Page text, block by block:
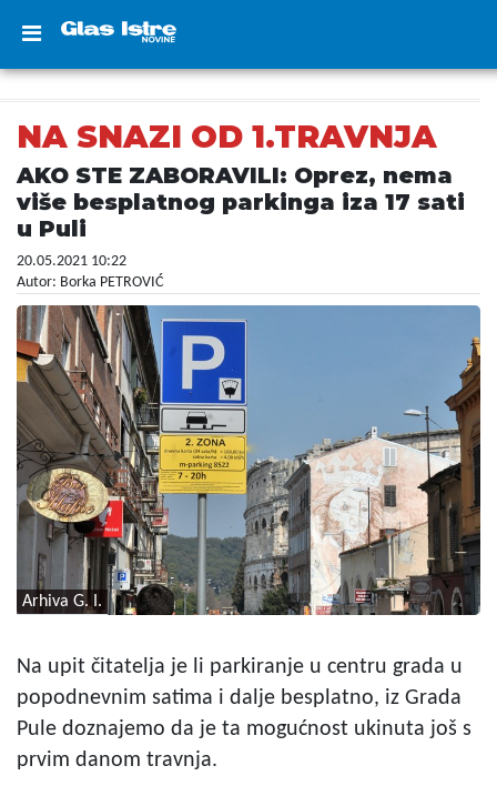
NA SNAZI OD 1.TRAVNJA
AKO STE ZABORAVILI: Oprez, nema
više besplatnog parkinga iza 17 sati
u Puli
20.05.2021 10:22
Autor: Borka PETROVIĆ
Arhiva G. I.
Na upit čitatelja je li parkiranje u centru grada u
popodnevnim satima i dalje besplatno, iz Grada
Pule doznajemo da je ta mogućnost ukinuta još s
prvim danom travnja.